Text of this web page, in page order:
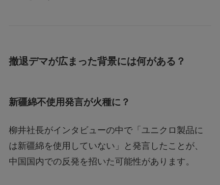
撤退デマが広まった背景には何がある？
新疆綿不使用発言が火種に？
柳井社長がインタビューの中で「ユニクロ製品に
は新疆綿を使用していない」と発言したことが、
中国国内での反発を招いた可能性があります。